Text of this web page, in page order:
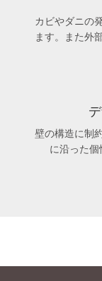
カビやダニの
ます。また外
壁の構造に制
に沿った個